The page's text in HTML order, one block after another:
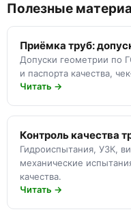
Полезные
Приёмка труб:
Допуски геометрии по
и паспорта качества,
Читать →
Контроль качества
Гидроиспытания, УЗК,
механические
качества.
Читать →